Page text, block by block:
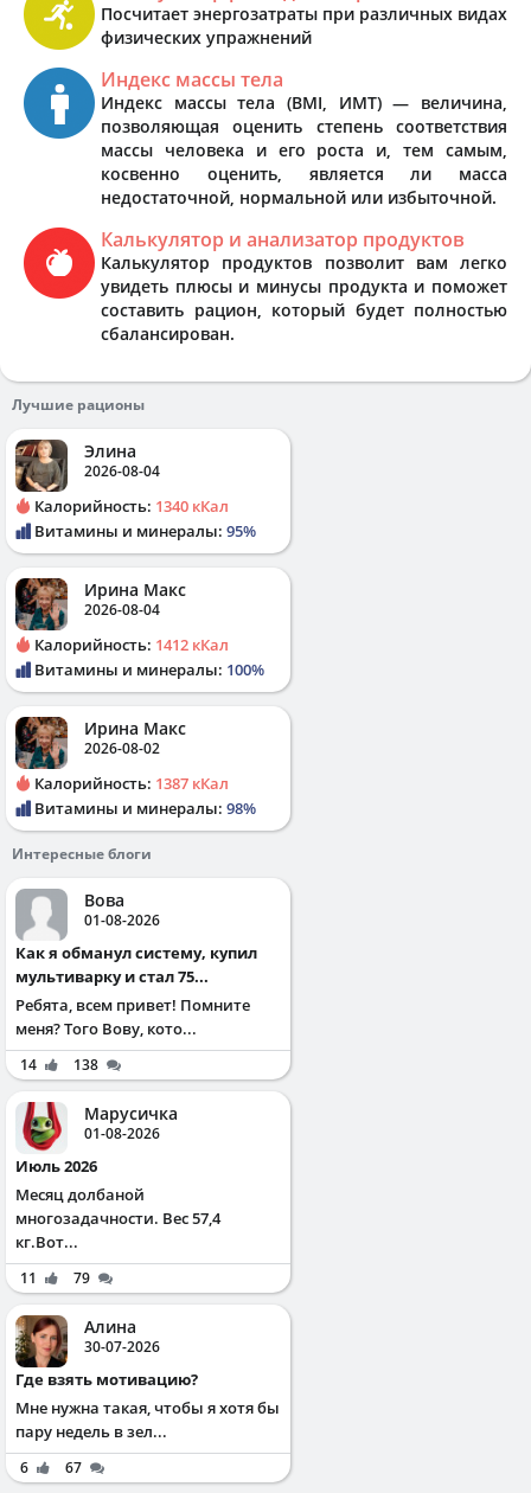
Посчитает энергозатраты при различных видах
физических упражнений
Индекс массы тела
Индекс массы тела (BMI, ИМТ) — величина,
позволяющая оценить степень соответствия
массы человека и его роста и, тем самым,
косвенно оценить, является ли масса
недостаточной, нормальной или избыточной.
Калькулятор и анализатор продуктов
Калькулятор продуктов позволит вам легко
увидеть плюсы и минусы продукта и поможет
составить рацион, который будет полностью
сбалансирован.
Лучшие рационы
Элина
2026-08-04
Калорийность: 1340 кКал
Витамины и минералы: 95%
Ирина Макс
2026-08-04
Калорийность: 1412 кКал
Витамины и минералы: 100%
Ирина Макс
2026-08-02
Калорийность: 1387 кКал
Витамины и минералы: 98%
Интересные блоги
Вова
01-08-2026
Как я обманул систему, купил
мультиварку и стал 75...
Ребята, всем привет! Помните
меня? Того Вову, кото...
14 138
Марусичка
01-08-2026
Июль 2026
Месяц долбаной
многозадачности. Вес 57,4
кг.Вот...
11 79
Алина
30-07-2026
Где взять мотивацию?
Мне нужна такая, чтобы я хотя бы
пару недель в зел...
6
67